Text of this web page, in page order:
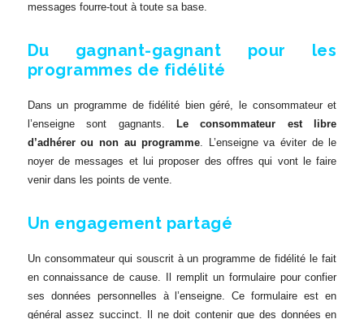
messages fourre-tout à toute sa base.
Du gagnant-gagnant pour les
programmes de fidélité
Dans un programme de fidélité bien géré, le consommateur et
l’enseigne sont gagnants.
Le consommateur est libre
d’adhérer ou non au programme. L’enseigne va éviter de le
noyer de messages et lui proposer des offres qui vont le faire
venir dans les points de vente.
Un engagement partagé
Un consommateur qui souscrit à un programme de fidélité le fait
en connaissance de cause. Il remplit un formulaire pour confier
ses données personnelles à l’enseigne. Ce formulaire est en
général assez succinct. Il ne doit contenir que des données en